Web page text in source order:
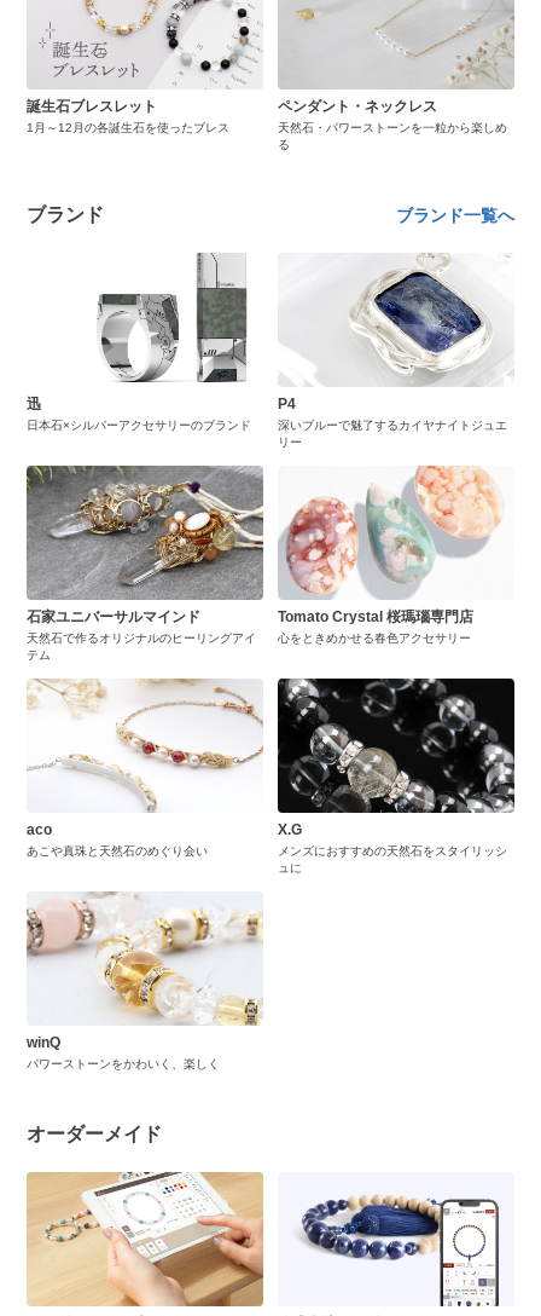
誕生石ブレスレット
1月～12月の各誕生石を使ったブレス
ペンダント・ネックレス
天然石・パワーストーンを一粒から楽しめ
る
ブランド ブランド一覧へ
迅
日本石×シルバーアクセサリーのブランド
P4
深いブルーで魅了するカイヤナイトジュエ
リー
石家ユニバーサルマインド
天然石で作るオリジナルのヒーリングアイ
テム
Tomato Crystal 桜瑪瑙専門店
心をときめかせる春色アクセサリー
aco
あこや真珠と天然石のめぐり会い
X.G
メンズにおすすめの天然石をスタイリッシ
ュに
winQ
パワーストーンをかわいく、楽しく
オーダーメイド